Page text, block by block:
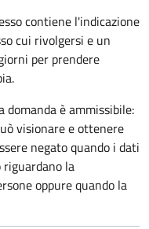
contiene l'indicazione
cui rivolgersi e un
per prendere
è ammissibile:
visionare e ottenere
negato quando i dati
la
oppure quando la